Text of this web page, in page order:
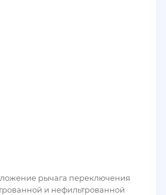
рычага переключения
и нефильтрованной